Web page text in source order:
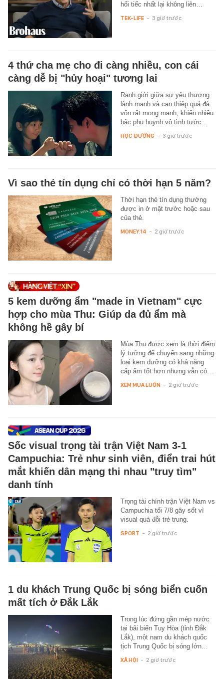
hối tiếc nhất lại không liên…
TEK-LIFE - 3 giờ trước
4 thứ cha mẹ cho đi càng nhiều, con cái
càng dễ bị "hủy hoại" tương lai
Ranh giới giữa sự yêu thương
lành mạnh và can thiệp quá đà
vốn rất mong manh, khiến nhiều
bậc phụ huynh vô tình tước…
HỌC ĐƯỜNG - 3 giờ trước
Vì sao thẻ tín dụng chỉ có thời hạn 5 năm?
Thời hạn thẻ tín dụng thường
được in ở mặt trước hoặc sau
của thẻ.
MONEY.14 - 2 giờ trước
5 kem dưỡng ẩm "made in Vietnam" cực
hợp cho mùa Thu: Giúp da đủ ẩm mà
không hề gây bí
Mùa Thu được xem là thời điểm
lý tưởng để chuyển sang những
loại kem dưỡng có khả năng
cấp ẩm tốt hơn nhưng vẫn có…
XEM MUA LUÔN - 2 giờ trước
Sốc visual trọng tài trận Việt Nam 3-1
Campuchia: Trẻ như sinh viên, điển trai hút
mắt khiến dân mạng thi nhau "truy tìm"
danh tính
Trọng tài chính trận Việt Nam vs
Campuchia tối 7/8 gây sốt vì
visual quá đỗi trẻ trung.
SPORT - 2 giờ trước
1 du khách Trung Quốc bị sóng biển cuốn
mất tích ở Đắk Lắk
Trong lúc đứng gần mép nước
tại bãi biển Tuy Hòa (tỉnh Đắk
Lắk), một nam du khách quốc
tịch Trung Quốc bị sóng lớn…
XÃ HỘI - 2 giờ trước